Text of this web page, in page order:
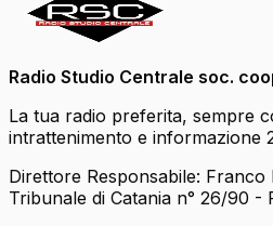
Radio Studio Centrale soc.
La tua radio preferita, sempre
intrattenimento e informazione
Direttore Responsabile: Franco
Tribunale di Catania n° 26/90 -